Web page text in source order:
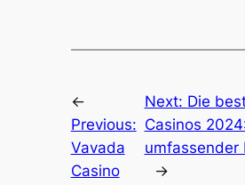
←
Previous:
Vavada
Casino
Next: Die
Casinos
umfassender
→